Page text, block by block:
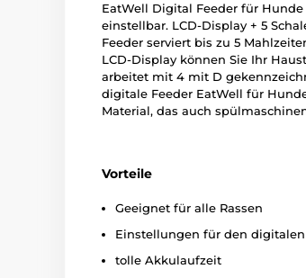
EatWell Digital Feeder für
einstellbar. LCD-Display + 5
Feeder serviert bis zu 5
LCD-Display können Sie Ihr
arbeitet mit 4 mit D
digitale Feeder EatWell für
Material, das auch
Vorteile
Geeignet für alle Rassen
Einstellungen für den digitalen
tolle Akkulaufzeit